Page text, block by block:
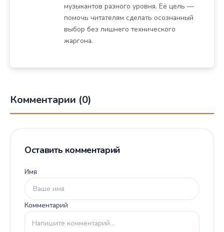
музыкантов разного уровня. Её цель —
помочь читателям сделать осознанный
выбор без лишнего технического
жаргона.
Комментарии (0)
Оставить комментарий
Имя
Комментарий